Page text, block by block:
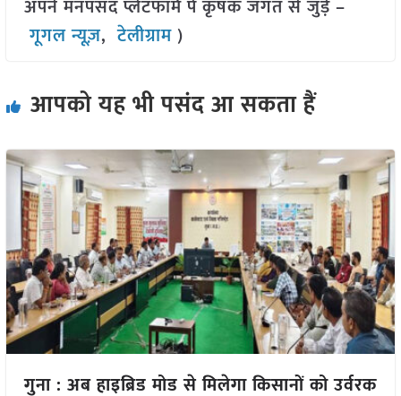
अपने मनपसंद प्लेटफॉर्म पे कृषक जगत से जुड़े –
गूगल न्यूज़,टेलीग्राम )
आपको यह भी पसंद आ सकता हैं
गुना : अब हाइब्रिड मोड से मिलेगा किसानों को उर्वरक